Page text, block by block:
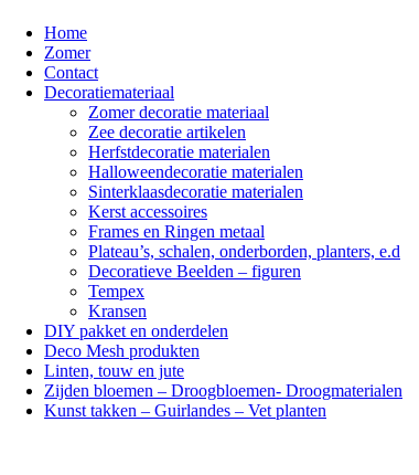
Home
Zomer
Contact
Decoratiemateriaal
Zomer decoratie materiaal
Zee decoratie artikelen
Herfstdecoratie materialen
Halloweendecoratie materialen
Sinterklaasdecoratie materialen
Kerst accessoires
Frames en Ringen metaal
Plateau’s, schalen, onderborden, planters, e.d
Decoratieve Beelden – figuren
Tempex
Kransen
DIY pakket en onderdelen
Deco Mesh produkten
Linten, touw en jute
Zijden bloemen – Droogbloemen- Droogmaterialen
Kunst takken – Guirlandes – Vet planten